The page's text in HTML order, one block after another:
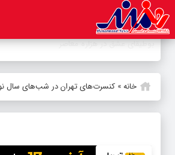
-
خانه» کنسرت‌های تهران در شب‌های سال